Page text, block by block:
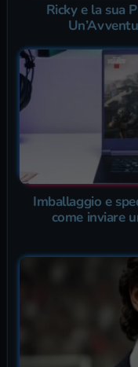
Ricky e la sua
Imballaggio e
come inviare